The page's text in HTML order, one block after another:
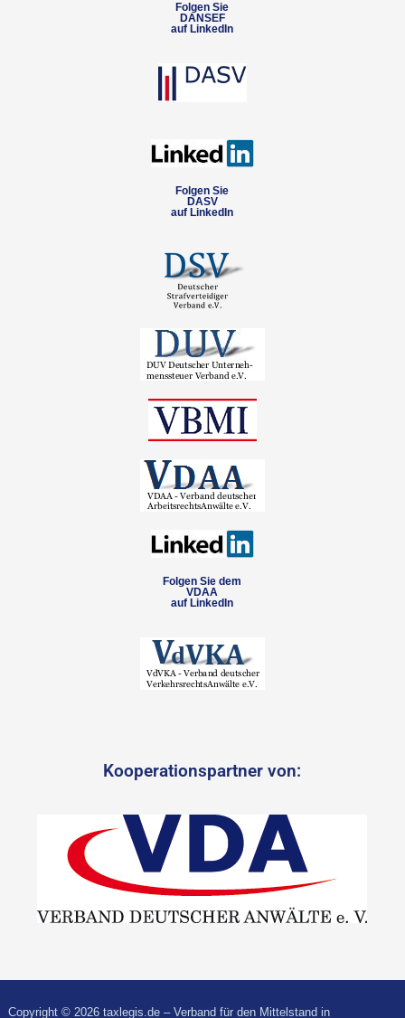
Folgen Sie
DANSEF
auf LinkedIn
Folgen Sie
DASV
auf LinkedIn
Folgen Sie dem
VDAA
auf LinkedIn
Kooperationspartner von:
Copyright © 2026 taxlegis.de – Verband für den Mittelstand in